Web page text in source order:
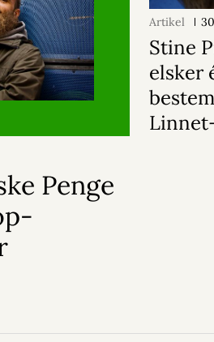
Penge
Artikel
Stine
elsker